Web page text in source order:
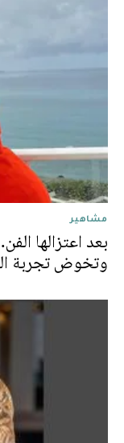
مشاهير
بعد اعتزالها
وتخوض تجربة